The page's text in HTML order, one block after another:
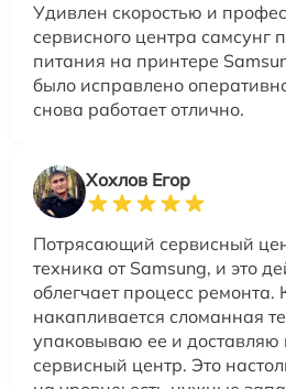
Удивлен скоростью и
сервисного центра самсунг
питания на принтере
было исправлено
снова работает отлично.
Хохлов Егор
Потрясающий сервисный
техника от Samsung, и это
облегчает процесс ремонта.
накапливается сломанная
упаковываю ее и доставляю
сервисный центр. Это